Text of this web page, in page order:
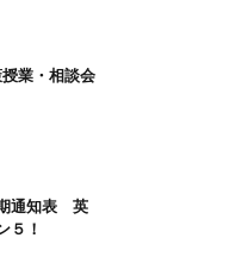
業・相談会
通知表 英
５！